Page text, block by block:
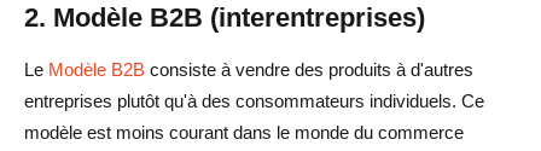
2. Modèle B2B (interentreprises)
Le Modèle B2B consiste à vendre des produits à d'autres
entreprises plutôt qu'à des consommateurs individuels. Ce
modèle est moins courant dans le monde du commerce